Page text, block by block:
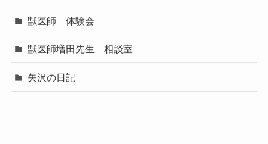
獣医師 体験会
獣医師増田先生 相談室
矢沢の日記